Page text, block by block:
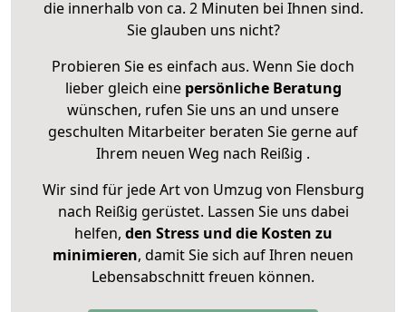
die innerhalb von ca. 2 Minuten bei Ihnen sind.
Sie glauben uns nicht?
Probieren Sie es einfach aus. Wenn Sie doch
lieber gleich eine persönliche Beratung
wünschen, rufen Sie uns an und unsere
geschulten Mitarbeiter beraten Sie gerne auf
Ihrem neuen Weg nach Reißig .
Wir sind für jede Art von Umzug von Flensburg
nach Reißig gerüstet. Lassen Sie uns dabei
helfen, den Stress und die Kosten zu
minimieren, damit Sie sich auf Ihren neuen
Lebensabschnitt freuen können.